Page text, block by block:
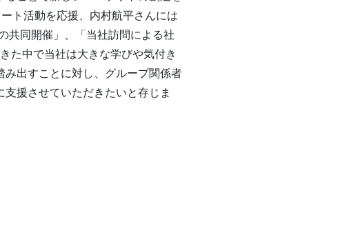
ト活動を応援、内村航平さんには
共同開催」、「当社訪問による社
た中で当社は大きな学びや気付き
出すことに対し、グループ関係者
援させていただきたいと存じま